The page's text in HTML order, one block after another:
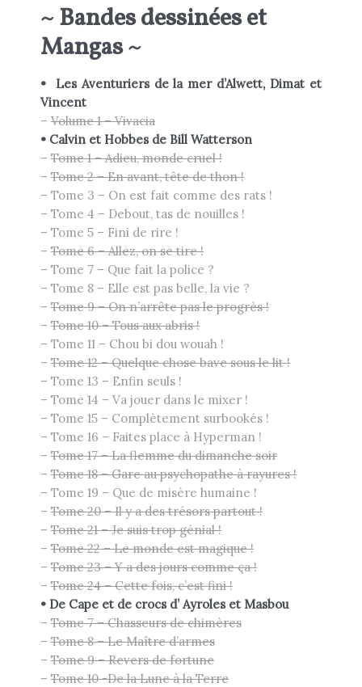
~ Bandes dessinées et
Mangas ~
•
Les Aventuriers de la mer d’Alwett, Dimat et
Vincent
– Volume 1 – Vivacia
• Calvin et Hobbes de Bill Watterson
– Tome 1 – Adieu, monde cruel !
– Tome 2 – En avant, tête de thon !
– Tome 3 – On est fait comme des rats !
– Tome 4 – Debout, tas de nouilles !
– Tome 5 – Fini de rire !
– Tome 6 – Allez, on se tire !
– Tome 7 – Que fait la police ?
– Tome 8 – Elle est pas belle, la vie ?
– Tome 9 – On n’arrête pas le progrès !
– Tome 10 – Tous aux abris !
– Tome 11 – Chou bi dou wouah !
– Tome 12 – Quelque chose bave sous le lit !
– Tome 13 – Enfin seuls !
– Tome 14 – Va jouer dans le mixer !
– Tome 15 – Complètement surbookés !
– Tome 16 – Faites place à Hyperman !
– Tome 17 – La flemme du dimanche soir
– Tome 18 – Gare au psychopathe à rayures !
– Tome 19 – Que de misère humaine !
– Tome 20 – Il y a des trésors partout !
– Tome 21 – Je suis trop génial !
– Tome 22 – Le monde est magique !
– Tome 23 – Y a des jours comme ça !
– Tome 24 – Cette fois, c’est fini !
• De Cape et de crocs d’ Ayroles et Masbou
– Tome 7 – Chasseurs de chimères
– Tome 8 – Le Maître d’armes
– Tome 9 – Revers de fortune
– Tome 10 -De la Lune à la Terre